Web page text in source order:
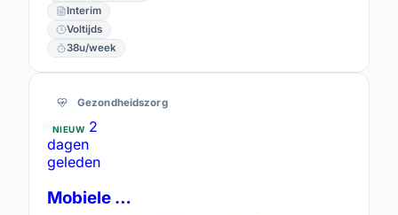
Interim
Voltijds
38u/week
Gezondheidszorg
NIEUW 2
dagen
geleden
Mobiele Adjunct-Apotheker